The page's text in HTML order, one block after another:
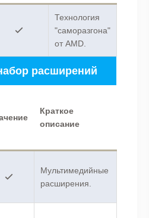
Технология
"саморазгона"
от AMD.
расширений
Краткое
описание
Мультимедийные
расширения.